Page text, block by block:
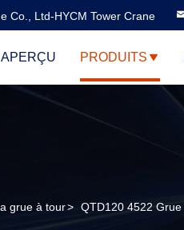
Co., Ltd-HYCM Tower Crane
APERÇU PRODUITS
grue à tour> QTD120 4522